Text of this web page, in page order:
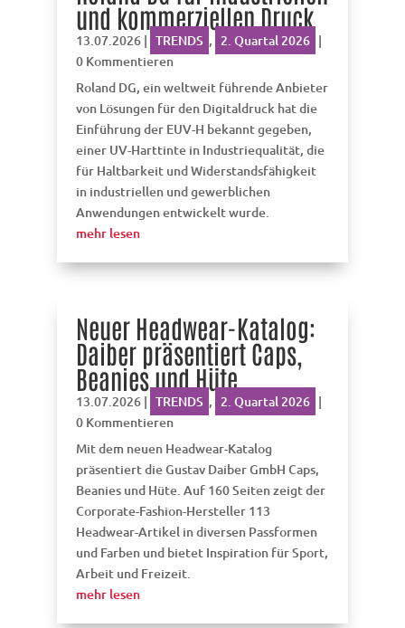
und kommerziellen Druck
13.07.2026| TRENDS , 2. Quartal 2026 |
0 Kommentieren
Roland DG, ein weltweit führende Anbieter
von Lösungen für den Digitaldruck hat die
Einführung der EUV-H bekannt gegeben,
einer UV-Harttinte in Industriequalität, die
für Haltbarkeit und Widerstandsfähigkeit
in industriellen und gewerblichen
Anwendungen entwickelt wurde.
mehr lesen
Neuer Headwear-Katalog:
Daiber präsentiert Caps,
Beanies und Hüte
13.07.2026| TRENDS , 2. Quartal 2026 |
0 Kommentieren
Mit dem neuen Headwear-Katalog
präsentiert die Gustav Daiber GmbH Caps,
Beanies und Hüte. Auf 160 Seiten zeigt der
Corporate-Fashion-Hersteller 113
Headwear-Artikel in diversen Passformen
und Farben und bietet Inspiration für Sport,
Arbeit und Freizeit.
mehr lesen